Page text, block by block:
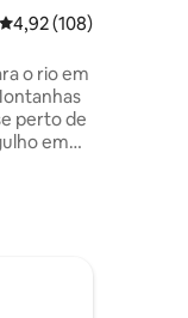
4,92 de uma avaliação
4,92 (108)
o rio em
perto de
em
rio
o